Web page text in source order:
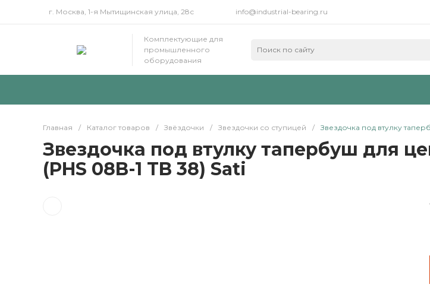
г. Москва, 1-я Мытищинская улица, 28с info@industrial-bearing.ru
Комплектующие для
промышленного
оборудования
Главная / Каталог товаров / Звёздочки / Звездочки со ступицей / Звездочка под втулку
Звездочка под втулку тапербуш для
(PHS 08B-1 TB 38) Sati